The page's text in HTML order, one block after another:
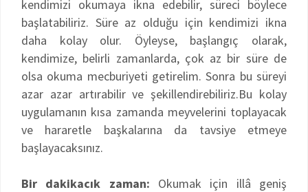
kendimizi okumaya ikna edebilir, süreci böylece
başlatabiliriz. Süre az olduğu için kendimizi ikna
daha kolay olur. Öyleyse, başlangıç olarak,
kendimize, belirli zamanlarda, çok az bir süre de
olsa okuma mecburiyeti getirelim. Sonra bu süreyi
azar azar artırabilir ve şekillendirebiliriz.Bu kolay
uygulamanın kısa zamanda meyvelerini toplayacak
ve hararetle başkalarına da tavsiye etmeye
başlayacaksınız.
Bir dakikacık zaman: Okumak için illâ geniş